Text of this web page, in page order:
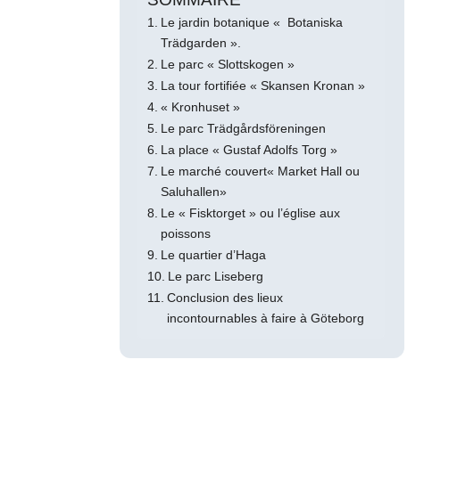
Le jardin botanique « Botaniska
Trädgarden ».
Le parc « Slottskogen »
La tour fortifiée « Skansen Kronan »
« Kronhuset »
Le parc Trädgårdsföreningen
La place « Gustaf Adolfs Torg »
Le marché couvert« Market Hall ou
Saluhallen»
Le « Fisktorget » ou l’église aux
poissons
Le quartier d’Haga
Le parc Liseberg
Conclusion des lieux
incontournables à faire à Göteborg